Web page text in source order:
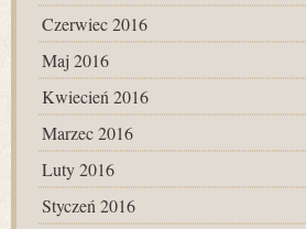
Czerwiec 2016
Maj 2016
Kwiecień 2016
Marzec 2016
Luty 2016
Styczeń 2016